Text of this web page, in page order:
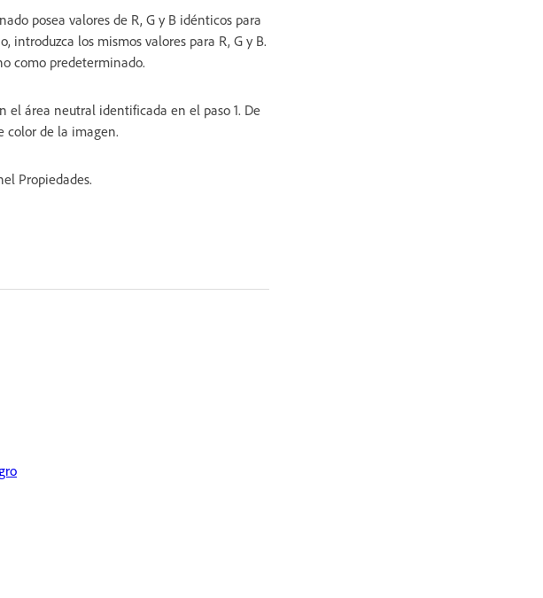
posea valores de R, G y B idénticos para
introduzca los mismos valores para R, G y B.
como predeterminado.
área neutral identificada en el paso 1. De
color de la imagen.
Propiedades.